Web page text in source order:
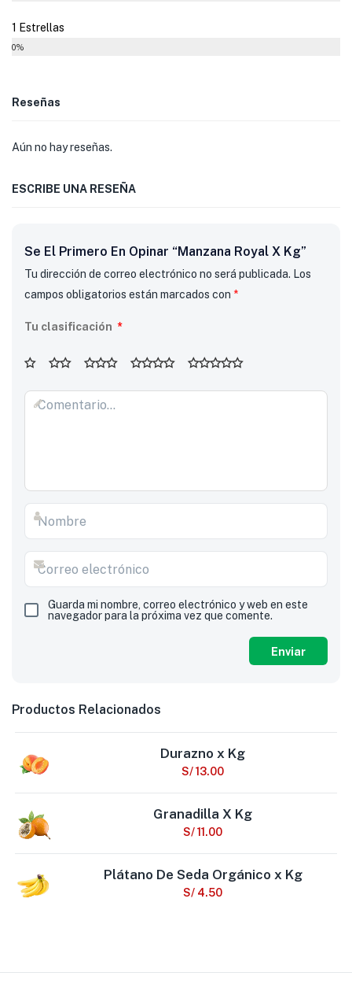
1 Estrellas
0%
Reseñas
Aún no hay reseñas.
ESCRIBE UNA RESEÑA
Se El Primero En Opinar “Manzana Royal X Kg”
Tu dirección de correo electrónico no será publicada. Los
campos obligatorios están marcados con *
Tu clasificación *
Guarda mi nombre, correo electrónico y web en este
navegador para la próxima vez que comente.
Productos Relacionados
Durazno x Kg
S/13.00
Granadilla X Kg
S/11.00
Plátano De Seda Orgánico x Kg
S/ 4.50